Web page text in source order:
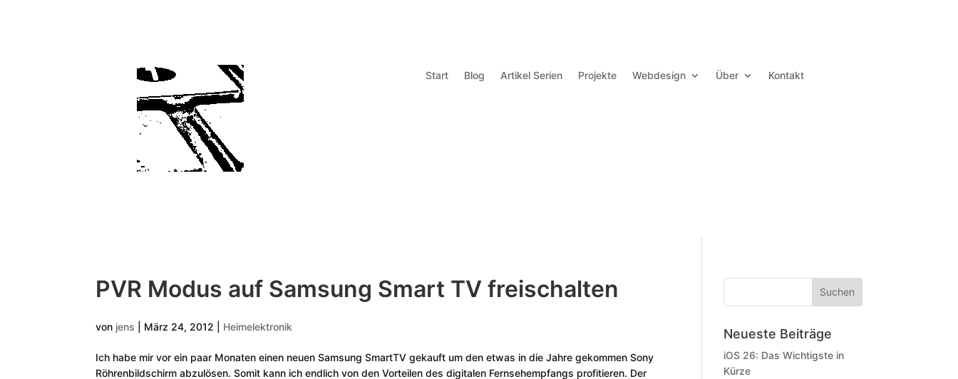
Start Blog Artikel Serien Projekte Webdesign Über Kontakt
PVR Modus auf Samsung Smart TV freischalten
von jens März 24, 2012 Heimelektronik
Ich habe mir vor ein paar Monaten einen neuen Samsung SmartTV gekauft um den etwas in die Jahre gekommen Sony
Röhrenbildschirm abzulösen. Somit kann ich endlich von den Vorteilen des digitalen Fernsehempfangs profitieren. Der
Neueste Beiträge
iOS 26: Das Wichtigste in
Kürze